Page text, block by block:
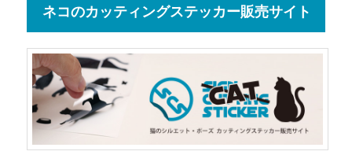
ネコのカッティングステッカー販売サイト